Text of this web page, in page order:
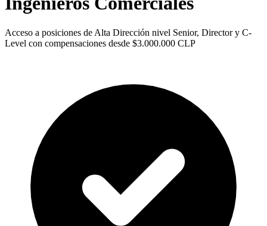
Acceso a posiciones de Alta Dirección nivel Senior, Director y C-
Level con compensaciones desde $3.000.000 CLP